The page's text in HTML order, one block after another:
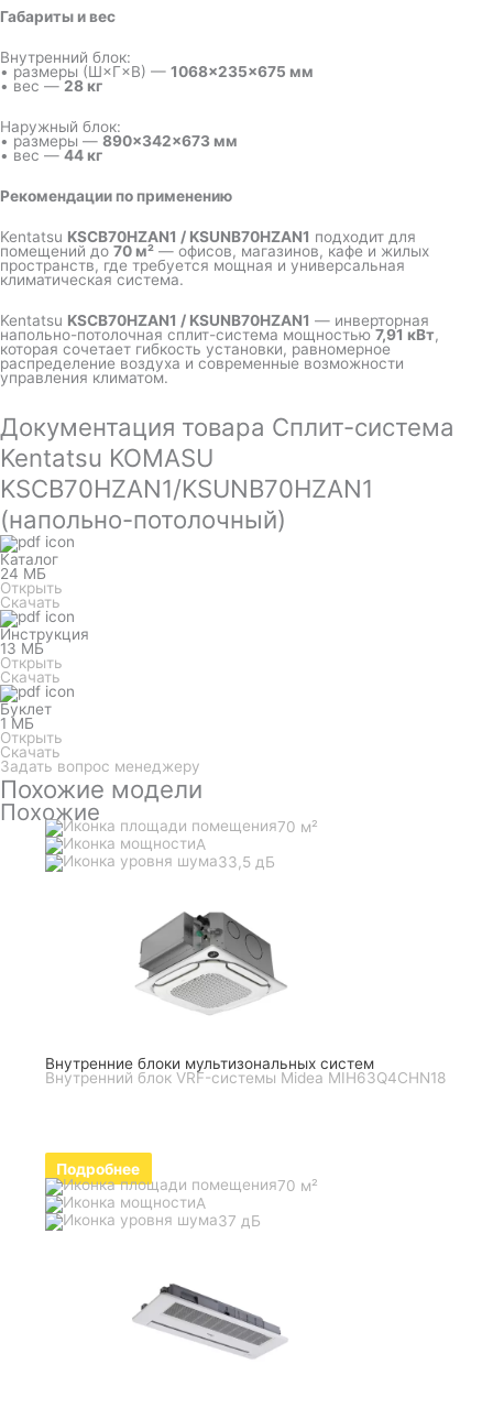
Габариты и вес
Внутренний блок:
• размеры (Ш×Г×В) — 1068×235×675 мм
• вес — 28 кг
Наружный блок:
• размеры — 890×342×673 мм
• вес —44 кг
Рекомендации по применению
Kentatsu KSCB70HZAN1 / KSUNB70HZAN1 подходит для
помещений до 70 м² — офисов, магазинов, кафе и жилых
пространств, где требуется мощная и универсальная
климатическая система.
Kentatsu KSCB70HZAN1 / KSUNB70HZAN1 — инверторная
напольно-потолочная сплит-система мощностью7,91 кВт,
которая сочетает гибкость установки, равномерное
распределение воздуха и современные возможности
управления климатом.
Документация товара Сплит-система
Kentatsu KOMASU
KSCB70HZAN1/KSUNB70HZAN1
(напольно-потолочный)
Каталог
24 МБ
Открыть
Скачать
Инструкция
13 МБ
Открыть
Скачать
Буклет
1 МБ
Открыть
Скачать
Задать вопрос менеджеру
Похожие модели
Похожие
70 м²
A
33,5 дБ
Внутренние блоки мультизональных систем
Внутренний блок VRF-системы Midea MIH63Q4CHN18
Подробнее
70 м²
A
37 дБ